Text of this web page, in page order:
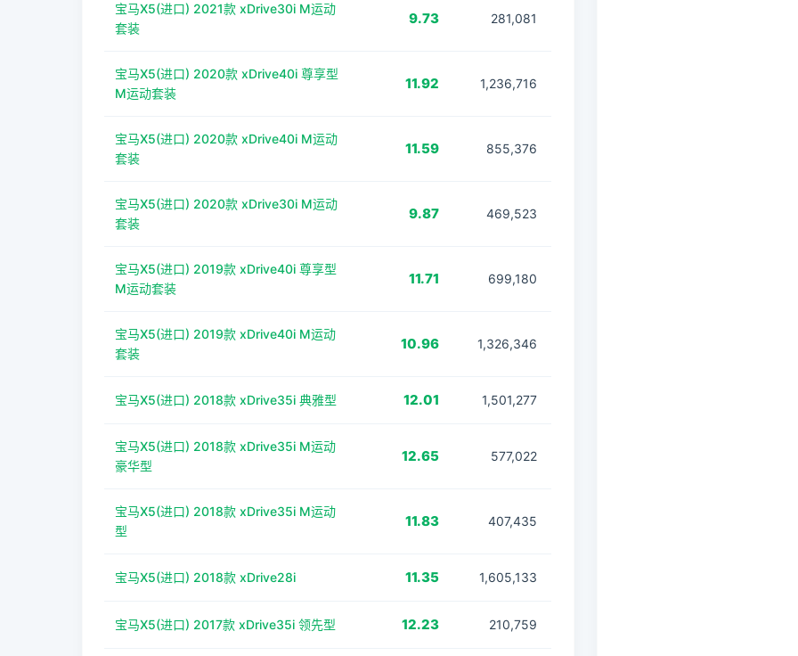
宝马X5(进口) 2021款 xDrive30i M运动
套装
9.73 281,081
宝马X5(进口) 2020款 xDrive40i 尊享型
M运动套装
11.92 1,236,716
宝马X5(进口) 2020款 xDrive40i M运动
套装
11.59 855,376
宝马X5(进口) 2020款 xDrive30i M运动
套装
9.87 469,523
宝马X5(进口) 2019款 xDrive40i 尊享型
M运动套装
11.71 699,180
宝马X5(进口) 2019款 xDrive40i M运动
套装
10.96 1,326,346
宝马X5(进口) 2018款 xDrive35i 典雅型 12.01 1,501,277
宝马X5(进口) 2018款 xDrive35i M运动
豪华型
12.65 577,022
宝马X5(进口) 2018款 xDrive35i M运动
型
11.83 407,435
宝马X5(进口) 2018款 xDrive28i 11.35 1,605,133
宝马X5(进口) 2017款 xDrive35i 领先型 12.23 210,759